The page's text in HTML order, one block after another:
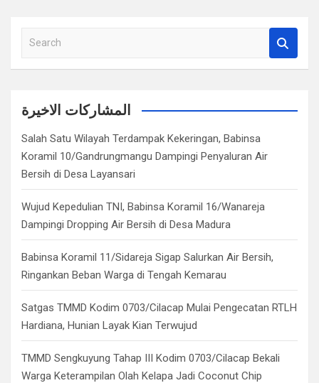
a
c
المشاركات الاخيرة
Salah Satu Wilayah Terdampak Kekeringan, Babinsa
Koramil 10/Gandrungmangu Dampingi Penyaluran Air
Bersih di Desa Layansari
Wujud Kepedulian TNI, Babinsa Koramil 16/Wanareja
Dampingi Dropping Air Bersih di Desa Madura
Babinsa Koramil 11/Sidareja Sigap Salurkan Air Bersih,
Ringankan Beban Warga di Tengah Kemarau
Satgas TMMD Kodim 0703/Cilacap Mulai Pengecatan RTLH
Hardiana, Hunian Layak Kian Terwujud
TMMD Sengkuyung Tahap III Kodim 0703/Cilacap Bekali
Warga Keterampilan Olah Kelapa Jadi Coconut Chip